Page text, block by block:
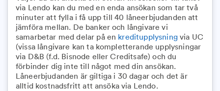
via Lendo kan du med en enda ansökan som tar två
minuter att fylla i få upp till 40 låneerbjudanden att
jämföra mellan. De banker och långivare vi
samarbetar med delar på en kreditupplysning via UC
(vissa långivare kan ta kompletterande upplysningar
via D&B (f.d. Bisnode eller Creditsafe) och du
förbinder dig inte till något med din ansökan.
Låneerbjudanden är giltiga i 30 dagar och det är
alltid kostnadsfritt att ansöka via Lendo.